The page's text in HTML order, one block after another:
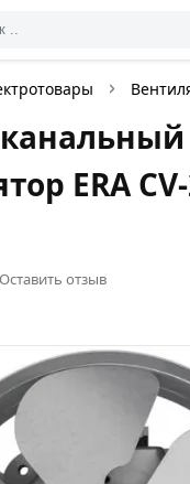
..
ERA
Оставить отзыв